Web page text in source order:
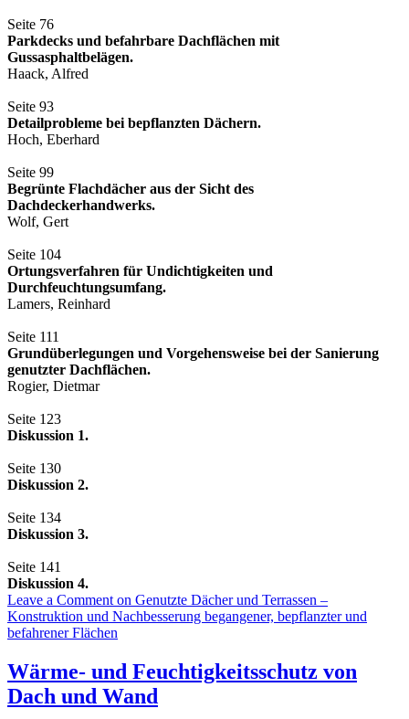
Seite 76
Parkdecks und befahrbare Dachflächen mit
Gussasphaltbelägen.
Haack, Alfred
Seite 93
Detailprobleme bei bepflanzten Dächern.
Hoch, Eberhard
Seite 99
Begrünte Flachdächer aus der Sicht des
Dachdeckerhandwerks.
Wolf, Gert
Seite 104
Ortungsverfahren für Undichtigkeiten und
Durchfeuchtungsumfang.
Lamers, Reinhard
Seite 111
Grundüberlegungen und Vorgehensweise bei der Sanierung
genutzter Dachflächen.
Rogier, Dietmar
Seite 123
Diskussion 1.
Seite 130
Diskussion 2.
Seite 134
Diskussion 3.
Seite 141
Diskussion 4.
Leave a Comment on Genutzte Dächer und Terrassen –
Konstruktion und Nachbesserung begangener, bepflanzter und
befahrener Flächen
Wärme- und Feuchtigkeitsschutz von
Dach und Wand